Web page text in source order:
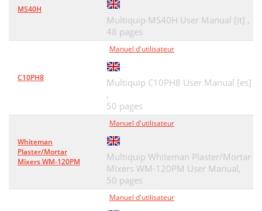
MS40H
Multiquip MS40H User Manual [it] ,
48 pages
C10PH8
Manuel d'utilisateur
Multiquip C10PH8 User Manual [es]
,
50 pages
Whiteman
Plaster/Mortar
Mixers WM-120PM
Manuel d'utilisateur
Multiquip Whiteman Plaster/Mortar
Mixers WM-120PM User Manual,
50 pages
Manuel d'utilisateur